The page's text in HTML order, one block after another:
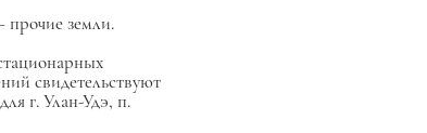
прочие земли.
свидетельствуют
г. Улан-Удэ, п.